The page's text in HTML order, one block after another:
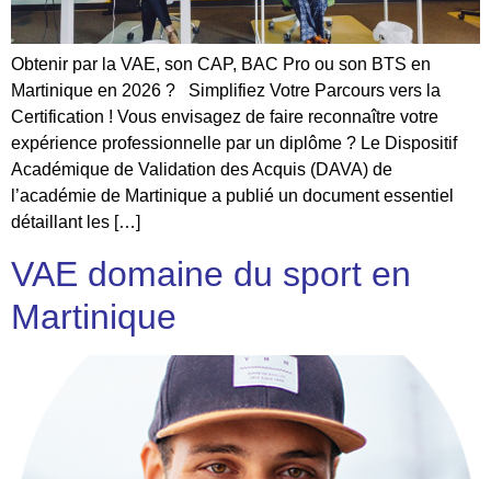
Obtenir par la VAE, son CAP, BAC Pro ou son BTS en
Martinique en 2026 ? Simplifiez Votre Parcours vers la
Certification ! Vous envisagez de faire reconnaître votre
expérience professionnelle par un diplôme ? Le Dispositif
Académique de Validation des Acquis (DAVA) de
l’académie de Martinique a publié un document essentiel
détaillant les […]
VAE domaine du sport en
Martinique